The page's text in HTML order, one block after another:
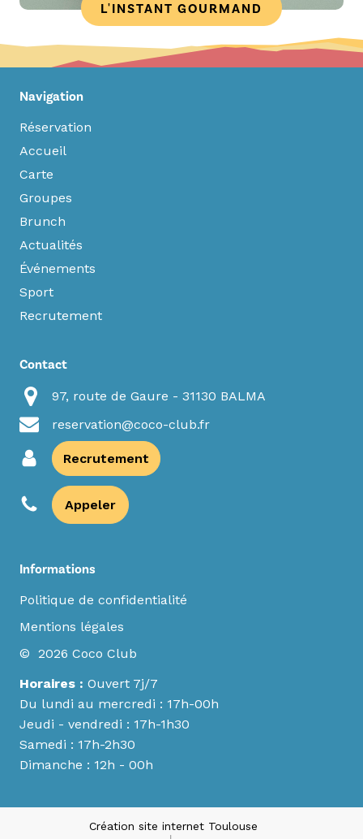
L'INSTANT GOURMAND
Navigation
Réservation
Accueil
Carte
Groupes
Brunch
Actualités
Événements
Sport
Recrutement
Contact
97, route de Gaure - 31130 BALMA
reservation@coco-club.fr
Recrutement
Appeler
Informations
Politique de confidentialité
Mentions légales
© 2026 Coco Club
Horaires : Ouvert 7j/7
Du lundi au mercredi : 17h-00h
Jeudi - vendredi : 17h-1h30
Samedi : 17h-2h30
Dimanche : 12h - 00h
Création site internet Toulouse